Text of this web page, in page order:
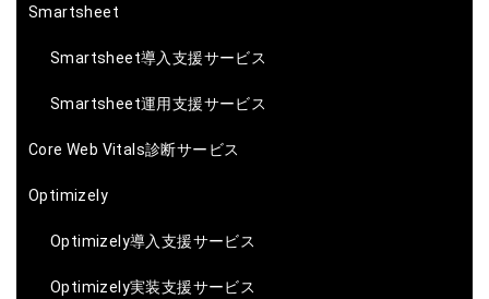
Smartsheet
Smartsheet導入支援サービス
Smartsheet運用支援サービス
Core Web Vitals診断サービス
Optimizely
Optimizely導入支援サービス
Optimizely実装支援サービス